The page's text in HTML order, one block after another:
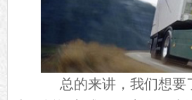
总的来讲，我们想要